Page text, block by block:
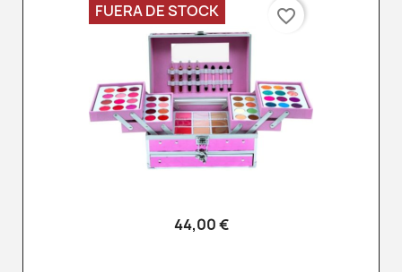
44,00 €
FUERA DE STOCK favorite_border